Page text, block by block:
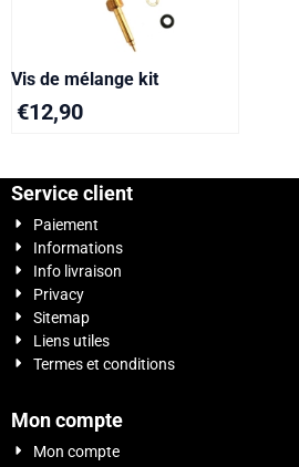
Vis de mélange kit
€12,90
Service client
Paiement
Informations
Info livraison
Privacy
Sitemap
Liens utiles
Termes et conditions
Mon compte
Mon compte